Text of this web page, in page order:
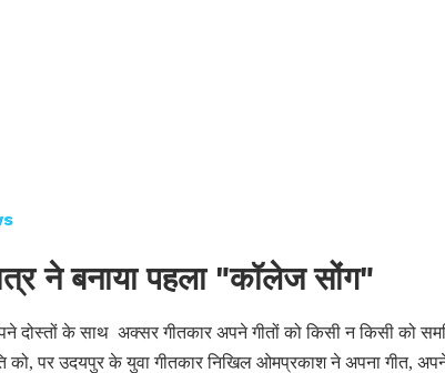
ने बनाया पहला "कॉलेज सोंग"
दोस्तों के साथ अक्सर गीतकार अपने गीतों को किसी न किसी को
को, पर उदयपुर के युवा गीतकार निखिल ओमप्रकाश ने अपना गीत,